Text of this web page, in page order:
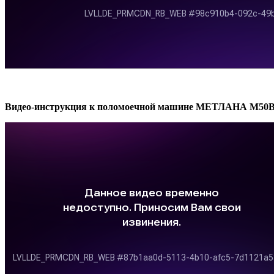
Видео-инструкция к поломоечной машине МЕТЛАНА